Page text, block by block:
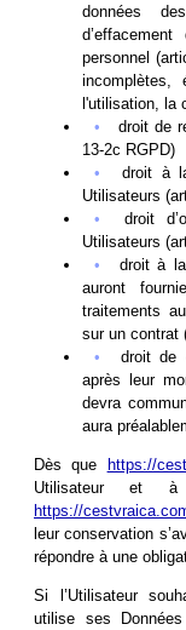
données
personnel
incomplètes,
l'utilisation, la
droit de
13-2c RGPD)
droit à
Utilisateurs
droit
Utilisateurs
droit à
auront
traitements
sur un contrat
droit de
après leur
devra
aura
Dès que https://
Utilisateur et à
https://
leur conservation
répondre à une
Si l’Utilisateur
utilise ses